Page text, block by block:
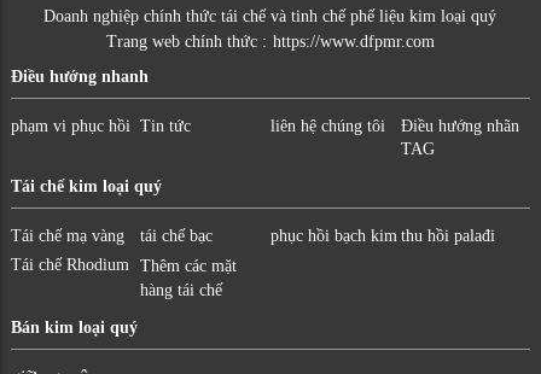
Doanh nghiệp chính thức tái chế và tinh chế phế liệu kim loại quý
Trang web chính thức : https://www.dfpmr.com
Điều hướng nhanh
phạm vi phục hồi Tin tức liên hệ chúng tôi
Điều hướng nhãn
TAG
Tái chế kim loại quý
Tái chế mạ vàng tái chế bạc phục hồi bạch kim thu hồi palađi
Tái chế Rhodium
Thêm các mặt
hàng tái chế
Bán kim loại quý